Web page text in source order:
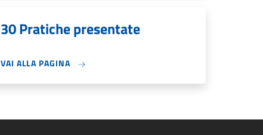
30 Pratiche presentate
VAI ALLA PAGINA